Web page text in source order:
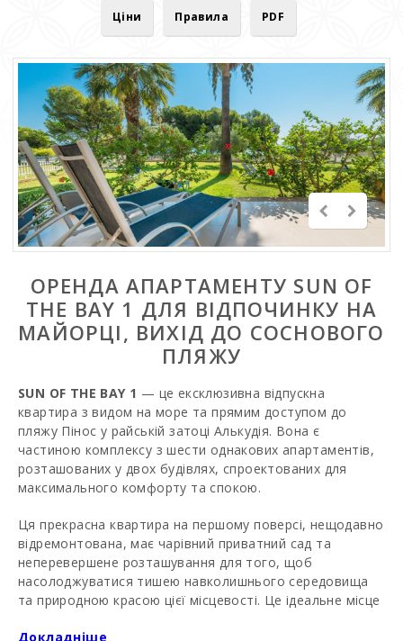
Ціни Правила PDF
ОРЕНДА АПАРТАМЕНТУ SUN OF
THE BAY 1 ДЛЯ ВIДПОЧИНКУ НА
МАЙОРЦІ, ВИХIД ДО СОСНОВОГО
ПЛЯЖУ
SUN OF THE BAY 1 — це ексклюзивна відпускна
квартира з видом на море та прямим доступом до
пляжу Пінос у райській затоці Алькудія. Вона є
частиною комплексу з шести однакових апартаментів,
розташованих у двох будівлях, спроектованих для
максимального комфорту та спокою.
Ця прекрасна квартира на першому поверсі, нещодавно
відремонтована, має чарівний приватний сад та
неперевершене розташування для того, щоб
насолоджуватися тишею навколишнього середовища
та природною красою цієї місцевості. Це ідеальне місце
Докладніше